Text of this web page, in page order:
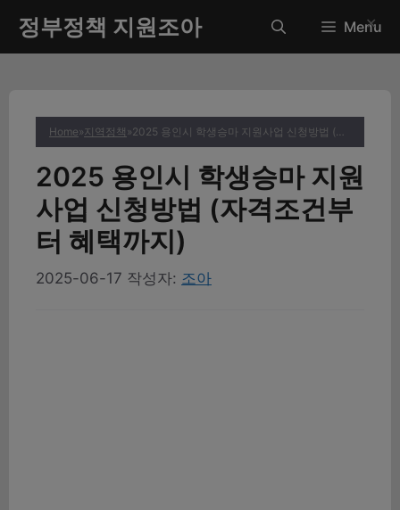
츠
정부정책 지원조아 Menu
Home»지역정책 » 2025 용인시 학생승마 지원사업 신청방법 (자격조건부터 혜택까지)
2025 용인시 학생승마 지원
사업 신청방법 (자격조건부
터 혜택까지)
2025-06-17 작성자: 조아
✕